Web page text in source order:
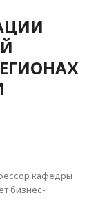
кафедры
бизнес-